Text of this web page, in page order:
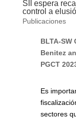
SII espera
control a
Publicaciones
BLTA-
Benitez
PGCT
Es
sectores